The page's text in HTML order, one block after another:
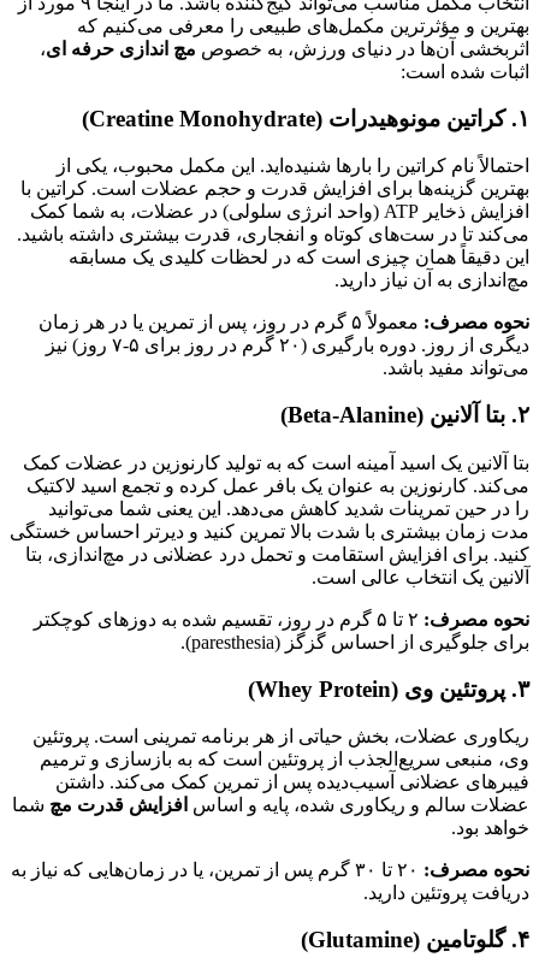
بهترین و مؤثرترین مکمل‌های طبیعی را معرفی می‌کنیم که
اثربخشی آن‌ها در دنیای ورزش، به خصوص مچ اندازی حرفه ای،
اثبات شده است:
۱. کراتین مونوهیدرات (Creatine Monohydrate)
احتمالاً نام کراتین را بارها شنیده‌اید. این مکمل محبوب، یکی از
بهترین گزینه‌ها برای افزایش قدرت و حجم عضلات است. کراتین با
افزایش ذخایر ATP (واحد انرژی سلولی) در عضلات، به شما کمک
می‌کند تا در ست‌های کوتاه و انفجاری، قدرت بیشتری داشته باشید.
این دقیقاً همان چیزی است که در لحظات کلیدی یک مسابقه
مچ‌اندازی به آن نیاز دارید.
نحوه مصرف:
معمولاً ۵ گرم در روز، پس از تمرین یا در هر زمان
دیگری از روز. دوره بارگیری (۲۰ گرم در روز برای ۵-۷ روز) نیز
می‌تواند مفید باشد.
۲. بتا آلانین (Beta-Alanine)
بتا آلانین یک اسید آمینه است که به تولید کارنوزین در عضلات کمک
می‌کند. کارنوزین به عنوان یک بافر عمل کرده و تجمع اسید لاکتیک
را در حین تمرینات شدید کاهش می‌دهد. این یعنی شما می‌توانید
مدت زمان بیشتری با شدت بالا تمرین کنید و دیرتر احساس خستگی
کنید. برای افزایش استقامت و تحمل درد عضلانی در مچ‌اندازی، بتا
آلانین یک انتخاب عالی است.
نحوه مصرف:
۲ تا ۵ گرم در روز، تقسیم شده به دوزهای کوچکتر
برای جلوگیری از احساس گزگز (paresthesia).
۳. پروتئین وی (Whey Protein)
ریکاوری عضلات، بخش حیاتی از هر برنامه تمرینی است. پروتئین
وی، منبعی سریع‌الجذب از پروتئین است که به بازسازی و ترمیم
فیبرهای عضلانی آسیب‌دیده پس از تمرین کمک می‌کند. داشتن
عضلات سالم و ریکاوری شده، پایه و اساس افزایش قدرت مچ شما
خواهد بود.
نحوه مصرف:
۲۰ تا ۳۰ گرم پس از تمرین، یا در زمان‌هایی که نیاز به
دریافت پروتئین دارید.
۴. گلوتامین (Glutamine)